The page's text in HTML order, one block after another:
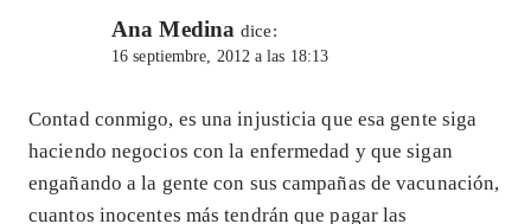
Ana Medina dice:
16 septiembre, 2012 a las 18:13
Contad conmigo, es una injusticia que esa gente siga
haciendo negocios con la enfermedad y que sigan
engañando a la gente con sus campañas de vacunación,
cuantos inocentes más tendrán que pagar las